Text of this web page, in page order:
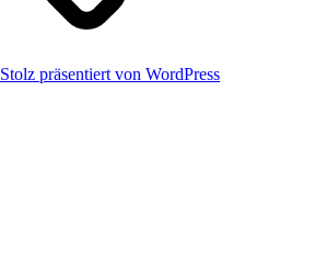
Stolz präsentiert von WordPress